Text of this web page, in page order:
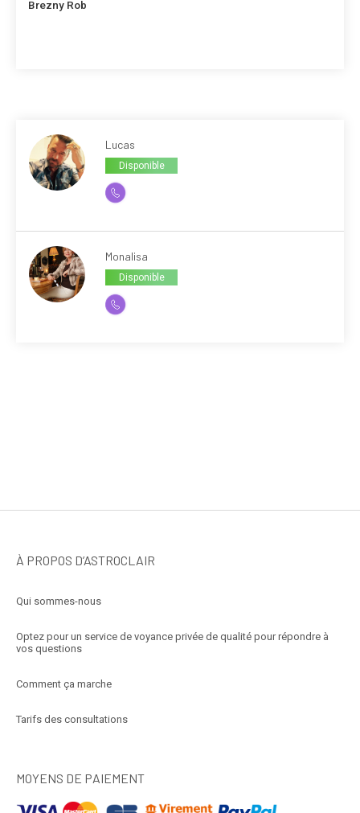
Brezny Rob
Lucas
Disponible
Monalisa
Disponible
À PROPOS D’ASTROCLAIR
Qui sommes-nous
Optez pour un service de voyance privée de qualité pour répondre à
vos questions
Comment ça marche
Tarifs des consultations
MOYENS DE PAIEMENT